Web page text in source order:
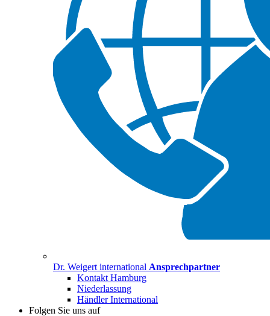
Dr. Weigert international Ansprechpartner
Kontakt Hamburg
Niederlassung
Händler International
Folgen Sie uns auf